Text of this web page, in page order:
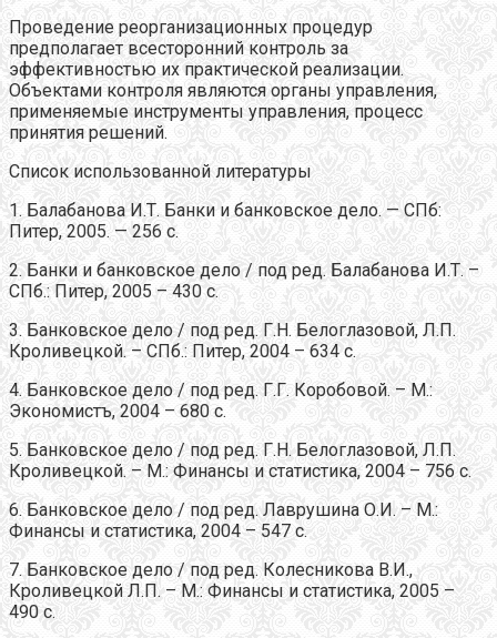
Проведение реорганизационных процедур
предполагает всесторонний контроль за
эффективностью их практической реализации.
Объектами контроля являются органы управления,
применяемые инструменты управления, процесс
принятия решений.
Список использованной литературы
1. Балабанова И.Т. Банки и банковское дело. — СПб:
Питер, 2005. — 256 с.
2. Банки и банковское дело / под ред. Балабанова И.Т. –
СПб.: Питер, 2005 – 430 с.
3. Банковское дело / под ред. Г.Н. Белоглазовой, Л.П.
Кроливецкой. – СПб.: Питер, 2004 – 634 с.
4. Банковское дело / под ред. Г.Г. Коробовой. – М.:
Экономистъ, 2004 – 680 с.
5. Банковское дело / под ред. Г.Н. Белоглазовой, Л.П.
Кроливецкой. – М.: Финансы и статистика, 2004 – 756 с.
6. Банковское дело / под ред. Лаврушина О.И. – М.:
Финансы и статистика, 2004 – 547 с.
7. Банковское дело / под ред. Колесникова В.И.,
Кроливецкой Л.П. – М.: Финансы и статистика, 2005 –
490 с.